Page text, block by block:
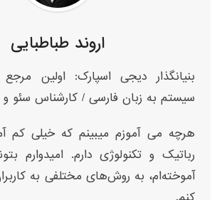
اروند طباطبایی
بنیانگذار دیجی اسپارک: اولین
سیستم به زبان فارسی / کارشناس سئو و
هرچه می آموزم میبینم که خیلی کم
رباتیک و تکنولوژی دارم. امیدوارم
آموخته‌ام، به روش‌های مختلفی به